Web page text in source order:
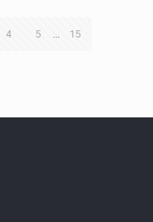
4 5 ... 15